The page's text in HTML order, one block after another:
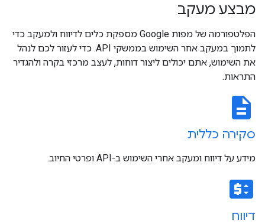
מבצע מעקב
הפלטפורמה של מפות Google מספקת כלים לדיווח ולמעקב כדי
לתמוך במעקב אחר השימוש בממשקי API. כדי לעזור לכם לנהל
את השימוש, אתם יכולים ליצור דוחות, לעצב מרכזי בקרה ולהגדיר
התראות.
description
סקירה כללית
מידע על דיווח ומעקב אחרי השימוש ב-API ופרטי החיוב.
price_change
דיווח